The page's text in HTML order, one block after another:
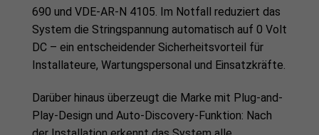
690 und VDE-AR-N 4105. Im Notfall reduziert das
System die Stringspannung automatisch auf 0 Volt
DC – ein entscheidender Sicherheitsvorteil für
Installateure, Wartungspersonal und Einsatzkräfte.
Darüber hinaus überzeugt die Marke mit Plug-and-
Play-Design und Auto-Discovery-Funktion: Nach